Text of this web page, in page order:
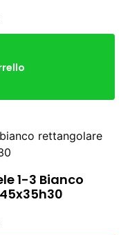
1-3 Bianco